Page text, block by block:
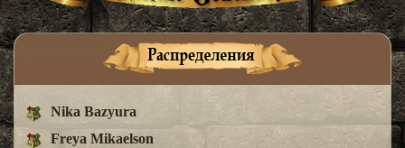
Nika Bazyura
Freya Mikaelson